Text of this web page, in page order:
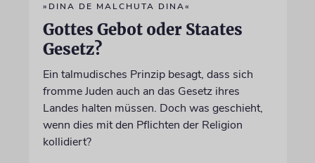
»DINA DE MALCHUTA DINA«
Gottes Gebot oder Staates
Gesetz?
Ein talmudisches Prinzip besagt, dass sich
fromme Juden auch an das Gesetz ihres
Landes halten müssen. Doch was geschieht,
wenn dies mit den Pflichten der Religion
kollidiert?